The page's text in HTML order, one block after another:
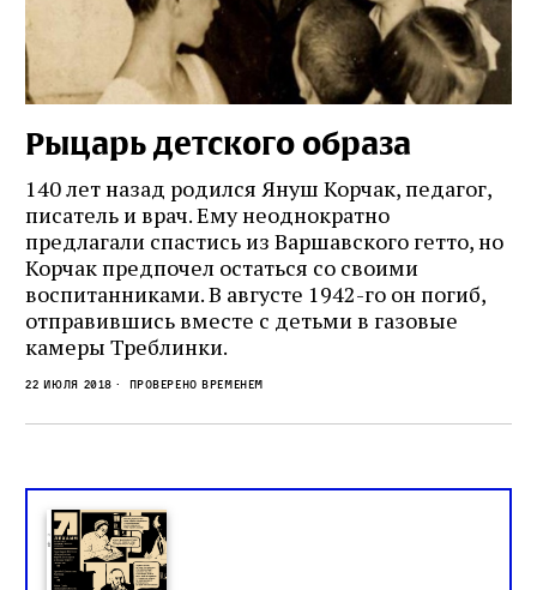
Рыцарь детского образа
140 лет назад родился Януш Корчак, педагог,
писатель и врач. Ему неоднократно
предлагали спастись из Варшавского гетто, но
Корчак предпочел остаться со своими
воспитанниками. В августе 1942-го он погиб,
отправившись вместе с детьми в газовые
камеры Треблинки.
22 июля 2018 Проверено временем